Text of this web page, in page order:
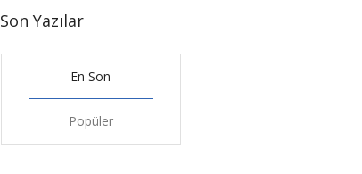
Son Yazılar
En Son
Popüler